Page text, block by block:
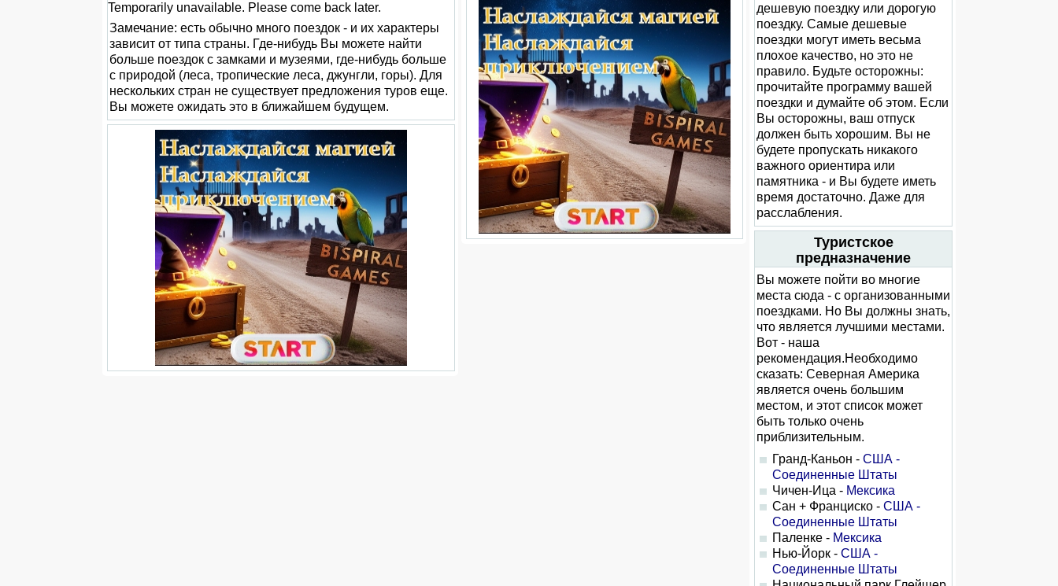
Temporarily unavailable. Please come back later.
Замечание: есть обычно много поездок - и их характеры
зависит от типа страны. Где-нибудь Вы можете найти
больше поездок с замками и музеями, где-нибудь больше
с природой (леса, тропические леса, джунгли, горы). Для
нескольких стран не существует предложения туров еще.
Вы можете ожидать это в ближайшем будущем.
дешевую поездку или дорогую
поездку. Самые дешевые
поездки могут иметь весьма
плохое качество, но это не
правило. Будьте осторожны:
прочитайте программу вашей
поездки и думайте об этом. Если
Вы осторожны, ваш отпуск
должен быть хорошим. Вы не
будете пропускать никакого
важного ориентира или
памятника - и Вы будете иметь
время достаточно. Даже для
расслабления.
Туристское
предназначение
Вы можете пойти во многие
места сюда - с организованными
поездками. Но Вы должны знать,
что является лучшими местами.
Вот - наша
рекомендация.Необходимо
сказать: Северная Америка
является очень большим
местом, и этот список может
быть только очень
приблизительным.
Гранд-Каньон - США -
Соединенные Штаты
Чичен-Ица - Мексика
Сан + Франциско - США -
Соединенные Штаты
Паленке - Мексика
Нью-Йорк - США -
Соединенные Штаты